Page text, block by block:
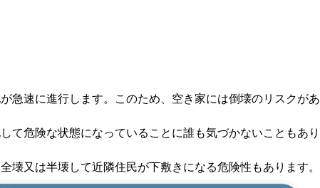
急速に進行します。このため、空き家には倒壊のリスクがあ
て危険な状態になっていることに誰も気づかないこともあり
壊又は半壊して近隣住民が下敷きになる危険性もあります。